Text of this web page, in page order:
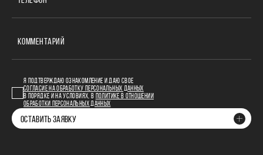
КОММЕНТАРИЙ
Я ПОДТВЕРЖДАЮ ОЗНАКОМЛЕНИЕ И ДАЮ СВОЕ
СОГЛАСИЕ НА ОБРАБОТКУ ПЕРСОНАЛЬНЫХ ДАННЫХ
В ПОРЯДКЕ И НА УСЛОВИЯХ, В
ПОЛИТИКЕ В ОТНОШЕНИИ
ОБРАБОТКИ ПЕРСОНАЛЬНЫХ ДАННЫХ
ОСТАВИТЬ ЗАЯВКУ